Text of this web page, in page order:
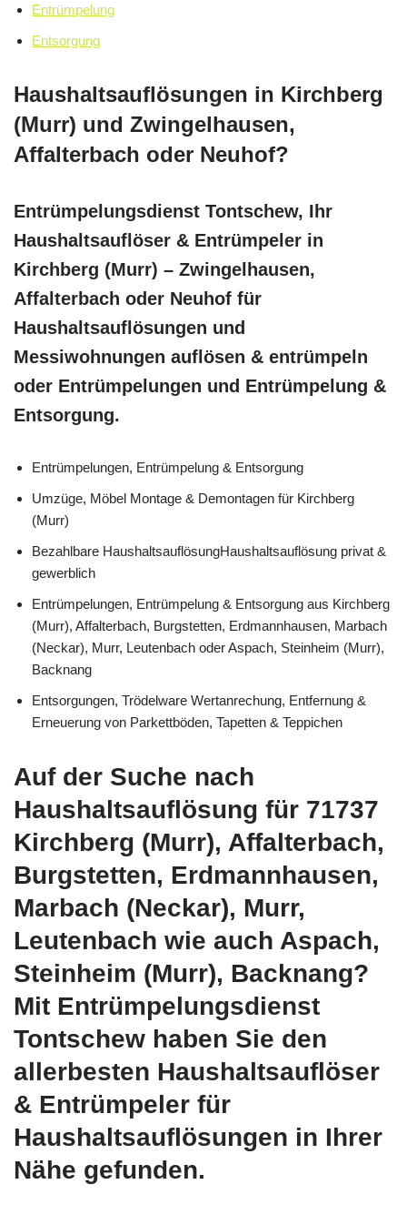
Entrümpelung
Entsorgung
Haushaltsauflösungen in Kirchberg
(Murr) und Zwingelhausen,
Affalterbach oder Neuhof?
Entrümpelungsdienst Tontschew, Ihr
Haushaltsauflöser & Entrümpeler in
Kirchberg (Murr) – Zwingelhausen,
Affalterbach oder Neuhof für
Haushaltsauflösungen und
Messiwohnungen auflösen & entrümpeln
oder Entrümpelungen und Entrümpelung &
Entsorgung.
Entrümpelungen, Entrümpelung & Entsorgung
Umzüge, Möbel Montage & Demontagen für Kirchberg
(Murr)
Bezahlbare HaushaltsauflösungHaushaltsauflösung privat &
gewerblich
Entrümpelungen, Entrümpelung & Entsorgung aus Kirchberg
(Murr), Affalterbach, Burgstetten, Erdmannhausen, Marbach
(Neckar), Murr, Leutenbach oder Aspach, Steinheim (Murr),
Backnang
Entsorgungen, Trödelware Wertanrechung, Entfernung &
Erneuerung von Parkettböden, Tapetten & Teppichen
Auf der Suche nach
Haushaltsauflösung für 71737
Kirchberg (Murr), Affalterbach,
Burgstetten, Erdmannhausen,
Marbach (Neckar), Murr,
Leutenbach wie auch Aspach,
Steinheim (Murr), Backnang?
Mit Entrümpelungsdienst
Tontschew haben Sie den
allerbesten Haushaltsauflöser
& Entrümpeler für
Haushaltsauflösungen in Ihrer
Nähe gefunden.